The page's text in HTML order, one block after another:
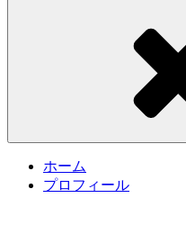
ホーム
プロフィール